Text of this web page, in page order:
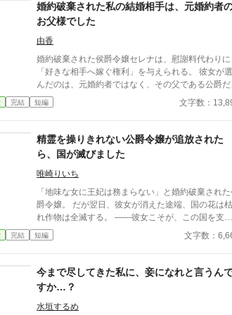
婚約破棄された私の結婚相手は、元婚約者
お父様でした
由香
婚約破棄された侯爵令嬢セレナは、慰謝料代わりに
「好きな相手へ嫁ぐ権利」を与えられる。 彼女が選
んだのは、元婚約者ではなく、その父である公爵だ
た。 「え……父上と結婚？」 一夜にして元婚約者は
義理の息子となり、立場は完全逆転。 誠実な公爵と
い元婚約者への痛快ざまぁが始まる。
完結 短編 文字数：
精霊を操りきれない公爵令嬢が追放された
ら、国が滅びました
唯崎りいち
「地味な女に王妃は務まらない」と婚約破棄された
爵令嬢。 だが翌日、彼女が消えた途端、国の花は枯
れ作物は全滅する。 ――彼女こそが、この国を支え
ていた存在だった。 一方、彼女は隣国で“氷の将軍”に
溺愛されていた。 手遅れになってから縋る王子と滅
完結 短編 文字数：
今まで尽してきた私に、妾になれと言うん
すか…？
水垣するめ